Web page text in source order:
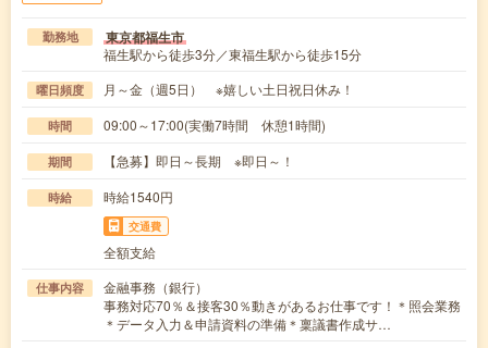
勤務地 東京都福生市
福生駅から徒歩3分／東福生駅から徒歩15分
曜日頻度 月～金（週5日） ※嬉しい土日祝日休み！
時間 09:00～17:00(実働7時間 休憩1時間)
期間 【急募】即日～長期 ※即日～！
時給 時給1540円
交通費
全額支給
仕事内容
金融事務（銀行）
事務対応70％＆接客30％動きがあるお仕事です！＊照会業務
＊データ入力＆申請資料の準備＊稟議書作成サ…